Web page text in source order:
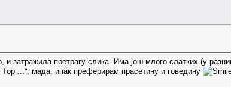
затражила претрагу слика. Има још млого слатких (у
...“; мада, ипак преферирам прасетину и говедину